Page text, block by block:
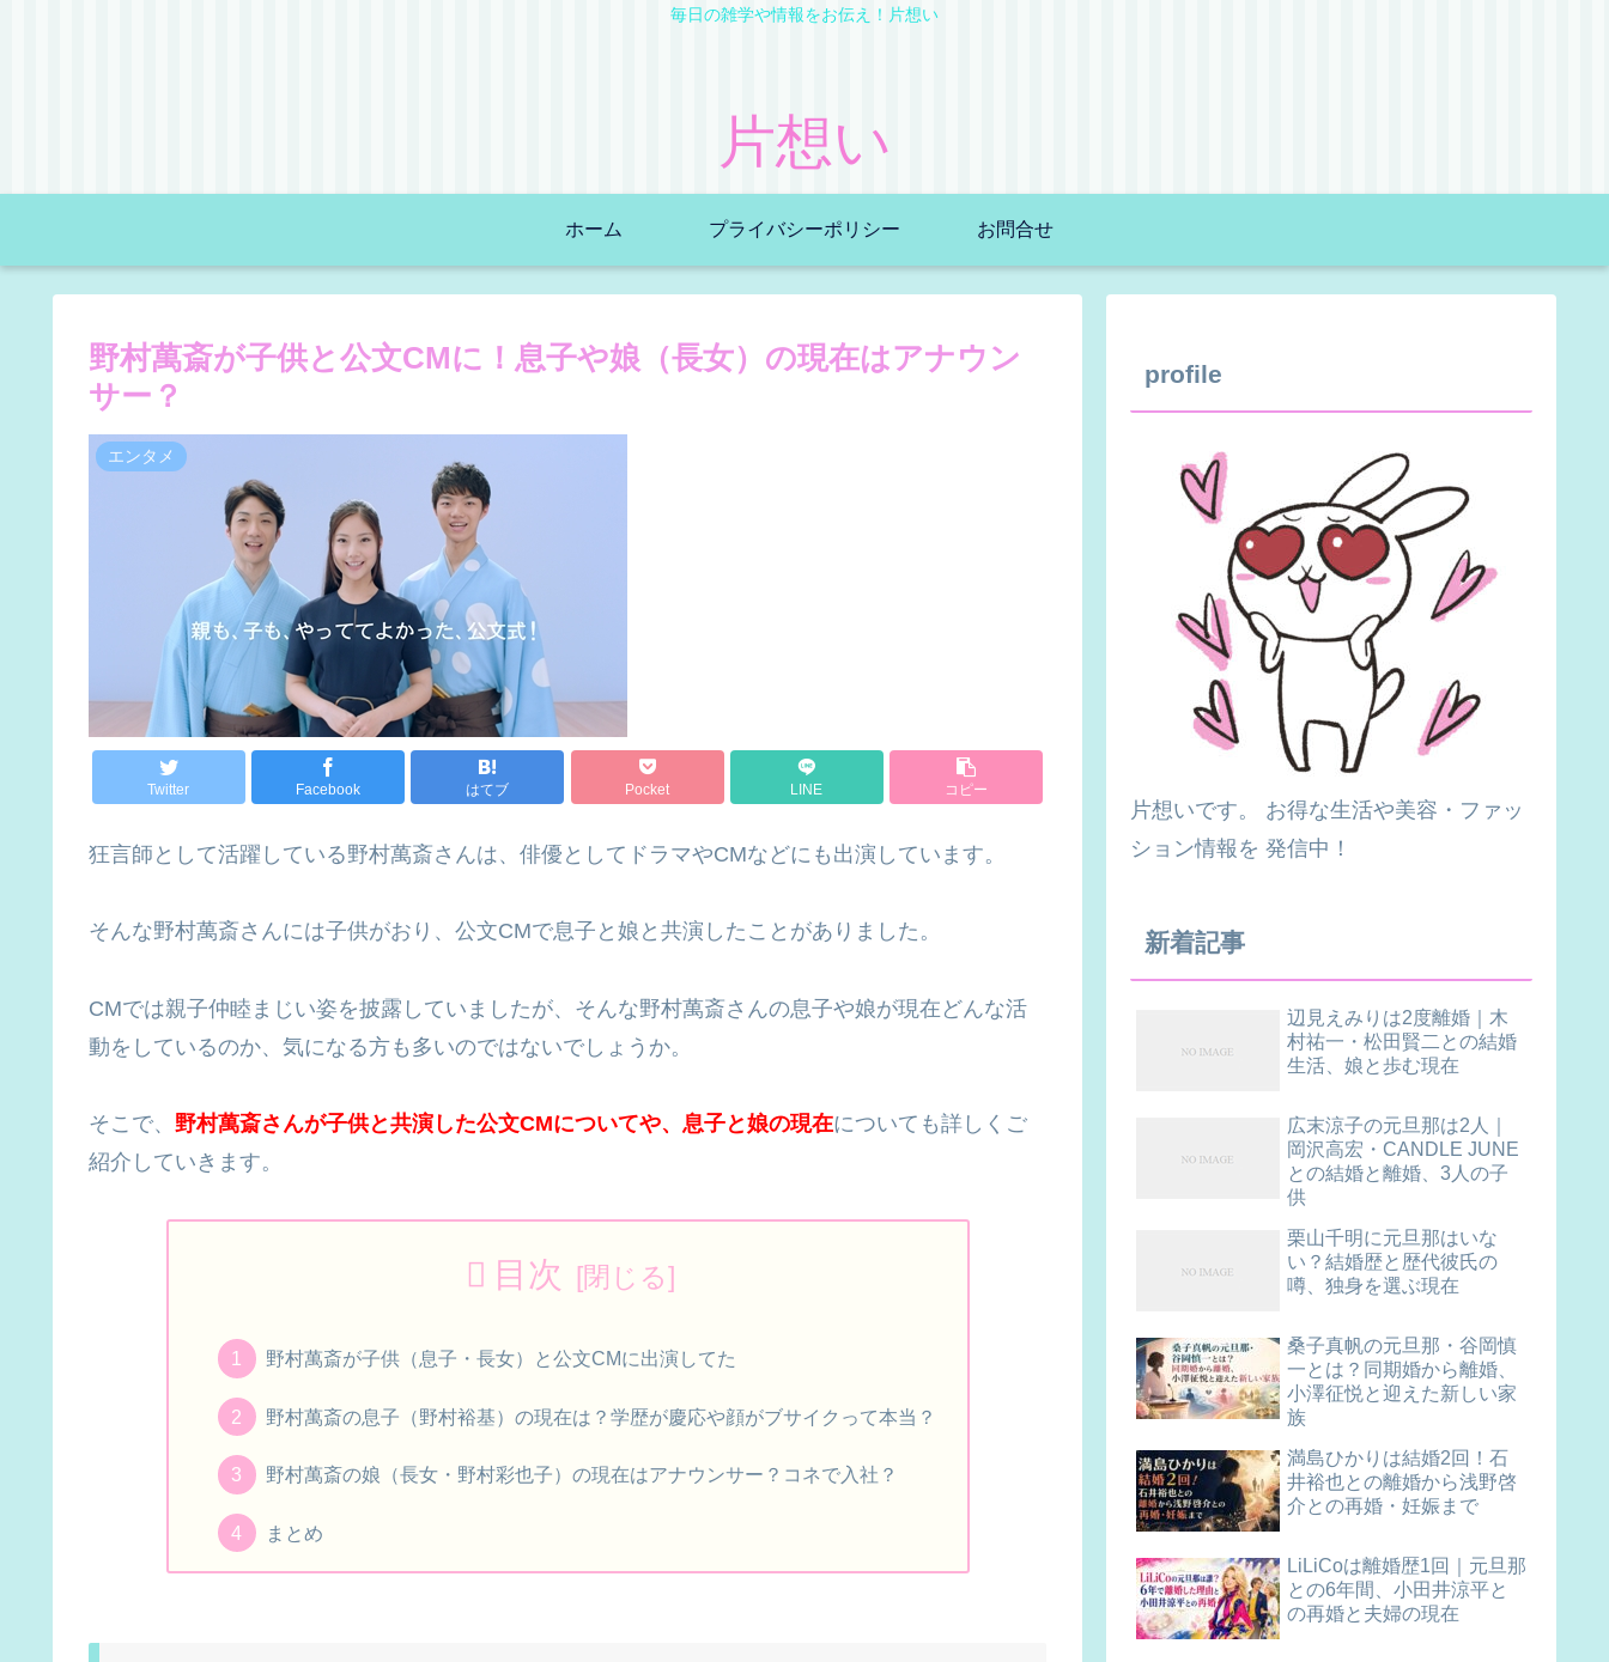
毎日の雑学や情報をお伝え！片想い
片想い
ホーム プライバシーポリシー お問合せ
野村萬斎が子供と公文CMに！息子や娘（長女）の現在はアナウン
サー？
エンタメ
Twitter Facebook はてブ Pocket LINE コピー
狂言師として活躍している野村萬斎さんは、俳優としてドラマやCMなどにも出演しています。
そんな野村萬斎さんには子供がおり、公文CMで息子と娘と共演したことがありました。
CMでは親子仲睦まじい姿を披露していましたが、そんな野村萬斎さんの息子や娘が現在どんな活
動をしているのか、気になる方も多いのではないでしょうか。
そこで、 野村萬斎さんが子供と共演した公文CMについてや、息子と娘の現在についても詳しくご
紹介していきます。
目次
野村萬斎が子供（息子・長女）と公文CMに出演してた
野村萬斎の息子（野村裕基）の現在は？学歴が慶応や顔がブサイクって本当？
野村萬斎の娘（長女・野村彩也子）の現在はアナウンサー？コネで入社？
まとめ
profile
片想いです。 お得な生活や美容・ファッ
ション情報を 発信中！
新着記事
辺見えみりは2度離婚｜木
村祐一・松田賢二との結婚
生活、娘と歩む現在
広末涼子の元旦那は2人｜
岡沢高宏・CANDLE JUNE
との結婚と離婚、3人の子
供
栗山千明に元旦那はいな
い？結婚歴と歴代彼氏の
噂、独身を選ぶ現在
桑子真帆の元旦那・谷岡慎
一とは？同期婚から離婚、
小澤征悦と迎えた新しい家
族
満島ひかりは結婚2回！石
井裕也との離婚から浅野啓
介との再婚・妊娠まで
LiLiCoは離婚歴1回｜元旦那
との6年間、小田井涼平と
の再婚と夫婦の現在